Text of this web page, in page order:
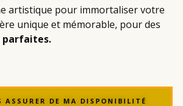
artistique pour immortaliser votre
unique et mémorable, pour des
parfaites.
ASSURER DE MA DISPONIBILITÉ